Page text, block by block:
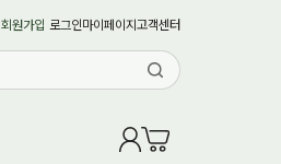
회원가입 로그인마이페이지 고객센터